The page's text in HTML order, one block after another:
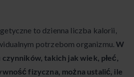
to dzienna liczba kalorii,
potrzebom organizmu.W
takich jak wiek, płeć,
fizyczna, można ustalić, ile